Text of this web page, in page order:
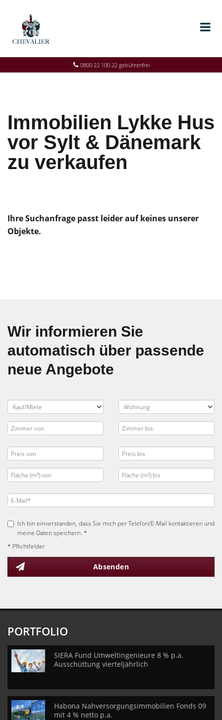
0800 22 100 22 gebührenfrei
Immobilien Lykke Hus
vor Sylt & Dänemark
zu verkaufen
Ihre Suchanfrage passt leider auf keines unserer
Objekte.
Wir informieren Sie
automatisch über passende
neue Angebote
Ich bin einverstanden, dass Sie mich per Telefon/E-Mail kontaktieren und
meine Daten speichern. *
* Pflichtfelder
Absenden
PORTFOLIO
SIERA Fund Umweltingenieure 8 % p.a.
Ausschüttung vierteljährlich
Habona Nahversorgungsimmobilien Fonds 09
mit 4 % netto p.a.